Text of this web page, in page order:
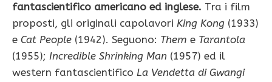
fantascientifico americano ed inglese. Tra i film
proposti, gli originali capolavori King Kong (1933)
e Cat People (1942). Seguono: Them e Tarantola
(1955); Incredible Shrinking Man (1957) ed il
western fantascientifico La Vendetta di Gwangi